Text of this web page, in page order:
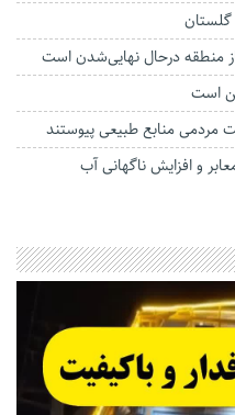
منطقه درحال نهایی‌شدن است
است
و افزایش ناگهانی آب